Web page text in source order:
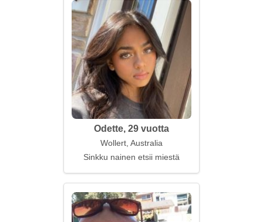
Odette, 29 vuotta
Wollert, Australia
Sinkku nainen etsii miestä